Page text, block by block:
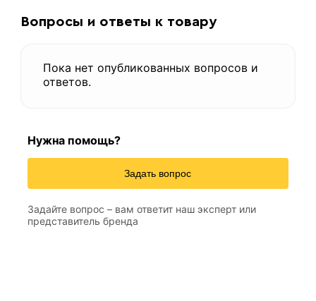
Вопросы и ответы к товару
Пока нет опубликованных вопросов и
ответов.
Нужна помощь?
Задать вопрос
Задайте вопрос – вам ответит наш эксперт или
представитель бренда